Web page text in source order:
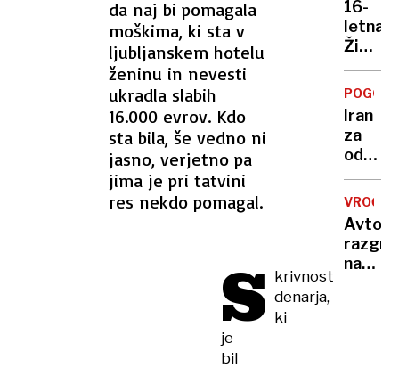
da naj bi pomagala
moškima, ki sta v
ljubljanskem hotelu
ženinu in nevesti
ukradla slabih
16.000 evrov. Kdo
sta bila, še vedno ni
jasno, verjetno pa
jima je pri tatvini
res nekdo pomagal.
S krivnost
denarja,
ki
je
bil
tudi
do
35
dežja
ni na
vidiku
16-
letna
Živa
Remic
v
teku
na
800
Iran
za
ožine
vojne,
Avto,
na